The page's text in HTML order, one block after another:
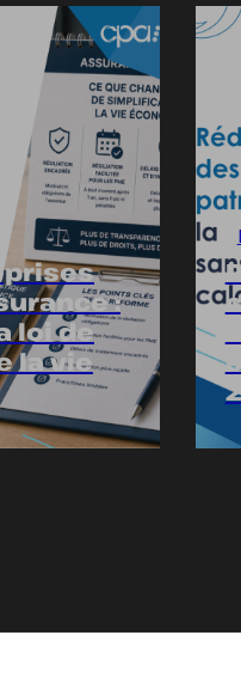
:
loi de
la vie